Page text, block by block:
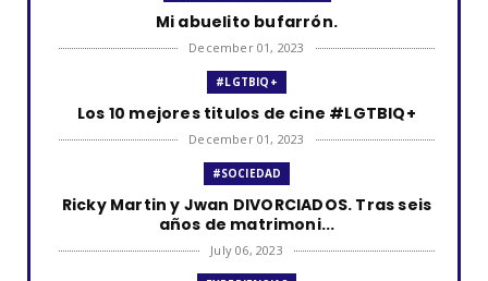
Mi abuelito bufarrón.
December 01, 2023
#LGTBIQ+
Los 10 mejores titulos de cine #LGTBIQ+
December 01, 2023
#SOCIEDAD
Ricky Martin y Jwan DIVORCIADOS. Tras seis
años de matrimoni...
July 06, 2023